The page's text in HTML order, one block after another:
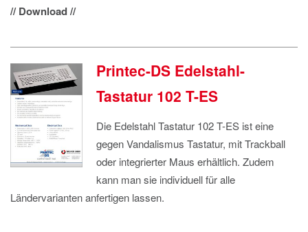
// Download //
Printec-DS Edelstahl-
Tastatur 102 T-ES
Die Edelstahl Tastatur 102 T-ES ist eine
gegen Vandalismus Tastatur, mit Trackball
oder integrierter Maus erhältlich. Zudem
kann man sie individuell für alle
Ländervarianten anfertigen lassen.